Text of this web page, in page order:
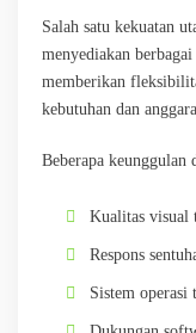
Salah satu kekuatan
menyediakan
memberikan
kebutuhan dan
Beberapa keunggulan
Kualitas
Respons
Sistem